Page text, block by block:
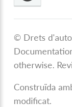
© Drets
otherwise.
Construïda
modificat.